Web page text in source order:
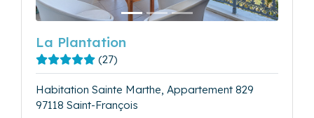
La Plantation
(27)
Habitation Sainte Marthe, Appartement 829
97118 Saint-François